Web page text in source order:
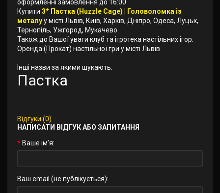
оформленні замовлення до 16:00
Купити 3* Пастка (Huzzle Cage) | Головоломка із
металуу місті Львів, Київ, Харків, Дніпро, Одеса, Луцьк,
Тернопіль, Ужгород, Мукачево.
Також до Вашої уваги клуб та ігротека настільних ігор.
Оренда (Прокат) настільної гри у місті Львів
Інші назви за якими шукають:
Пастка
Відгуки (0)
НАПИСАТИ ВІДГУК АБО ЗАПИТАННЯ
Ваше ім’я:
Ваш email (не публікується):